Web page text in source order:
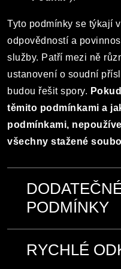
Tyto podmínky se týkají
odpovědností a
služby. Patří mezi ně
ustanovení o soudní
budou řešit spory.
těmito podmínkami a
podmínkami,
všechny stažené
PODMÍNKY
částí služby vztahují
RYCHLÉ